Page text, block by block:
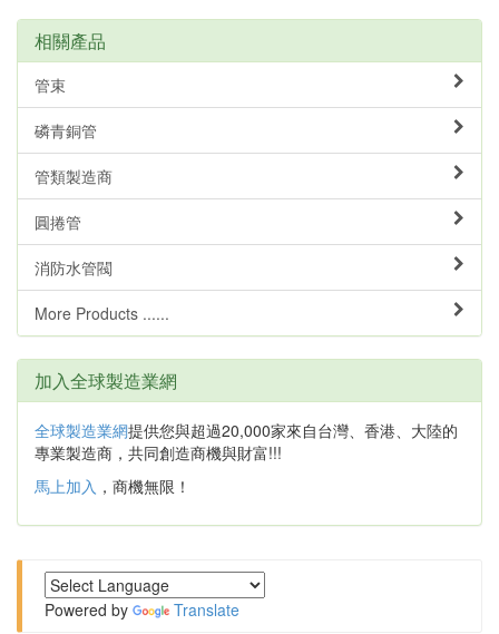
相關產品
管束
磷青銅管
管類製造商
圓捲管
消防水管閥
More Products ......
加入全球製造業網
全球製造業網提供您與超過20,000家來自台灣、香港、大陸的
專業製造商，共同創造商機與財富!!!
馬上加入 ，商機無限！
Powered by Translate